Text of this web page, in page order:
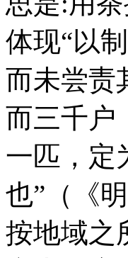
体现“以
而未尝责
而三千户
一匹，定
也”（《
按地域之